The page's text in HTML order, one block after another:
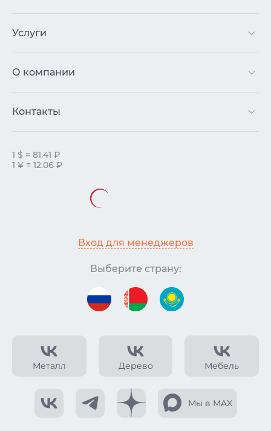
Металл Дерево Мебель
Мы в MAX
Услуги
О компании
Контакты
1 $ = 81.41 ₽
1 ¥ = 12.06 ₽
Вход для менеджеров
Выберите страну: